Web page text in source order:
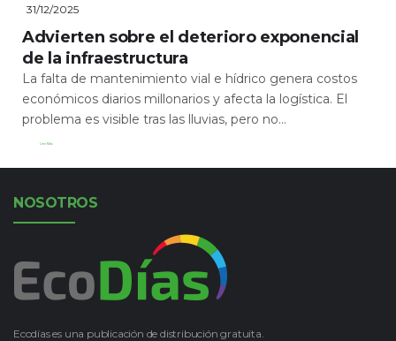
31/12/2025
Advierten sobre el deterioro exponencial
de la infraestructura
La falta de mantenimiento vial e hídrico genera costos
económicos diarios millonarios y afecta la logística. El
problema es visible tras las lluvias, pero no...
Leer Más
NOSOTROS
Ecodías es una publicación de distribución gratuita.